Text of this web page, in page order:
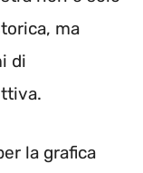
ma
di
la grafica